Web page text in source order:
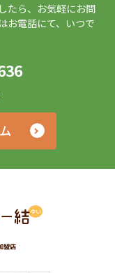
たら、お気軽にお問
お電話にて、いつで